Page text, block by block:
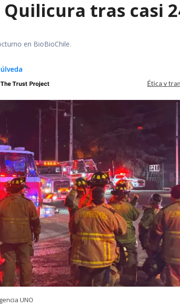
tras casi
en BioBioChile.
Ética y
UNO